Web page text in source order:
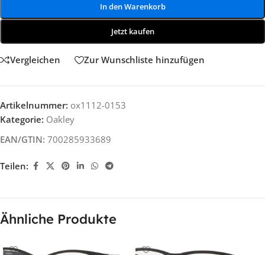
In den Warenkorb
Jetzt kaufen
Vergleichen Zur Wunschliste hinzufügen
Artikelnummer: ox1112-0153
Kategorie: Oakley
EAN/GTIN: 700285933689
Teilen:
Ähnliche Produkte